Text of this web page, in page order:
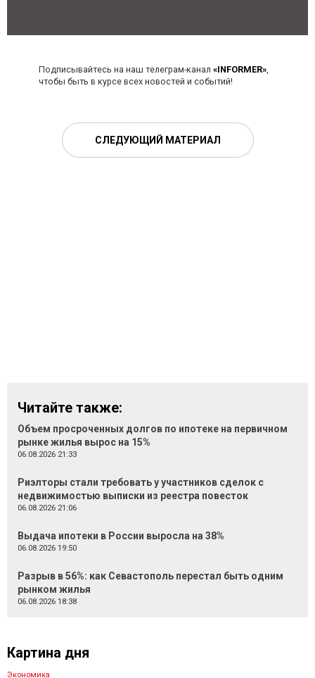
Подписывайтесь на наш телеграм-канал «INFORMER»,
чтобы быть в курсе всех новостей и событий!
СЛЕДУЮЩИЙ МАТЕРИАЛ
Читайте также:
Объем просроченных долгов по ипотеке на первичном
рынке жилья вырос на 15%
06.08.2026 21:33
Риэлторы стали требовать у участников сделок с
недвижимостью выписки из реестра повесток
06.08.2026 21:06
Выдача ипотеки в России выросла на 38%
06.08.2026 19:50
Разрыв в 56%: как Севастополь перестал быть одним
рынком жилья
06.08.2026 18:38
Картина дня
Экономика